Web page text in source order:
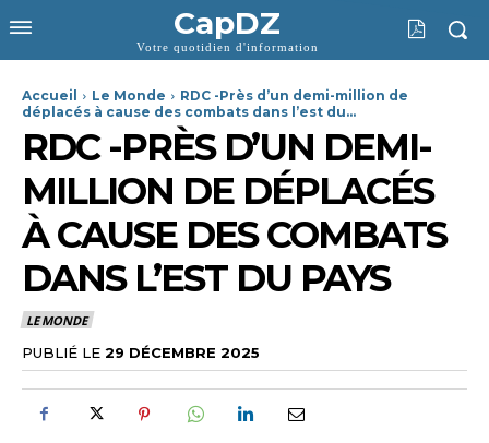
CapDZ
Votre quotidien d'information
Accueil Le Monde
RDC -Près d’un demi-million de
déplacés à cause des combats dans l’est du...
RDC -PRÈS D’UN DEMI-
MILLION DE DÉPLACÉS
À CAUSE DES COMBATS
DANS L’EST DU PAYS
LE MONDE
PUBLIÉ LE 29 DÉCEMBRE 2025